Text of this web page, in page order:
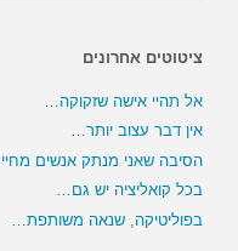
ציטוטים אחרונים
אל תהיי אישה שזקוקה…
אין דבר עצוב יותר…
הסיבה שאני מנתק אנשים
בכל קואליציה יש גם…
בפוליטיקה, שנאה משותפת…